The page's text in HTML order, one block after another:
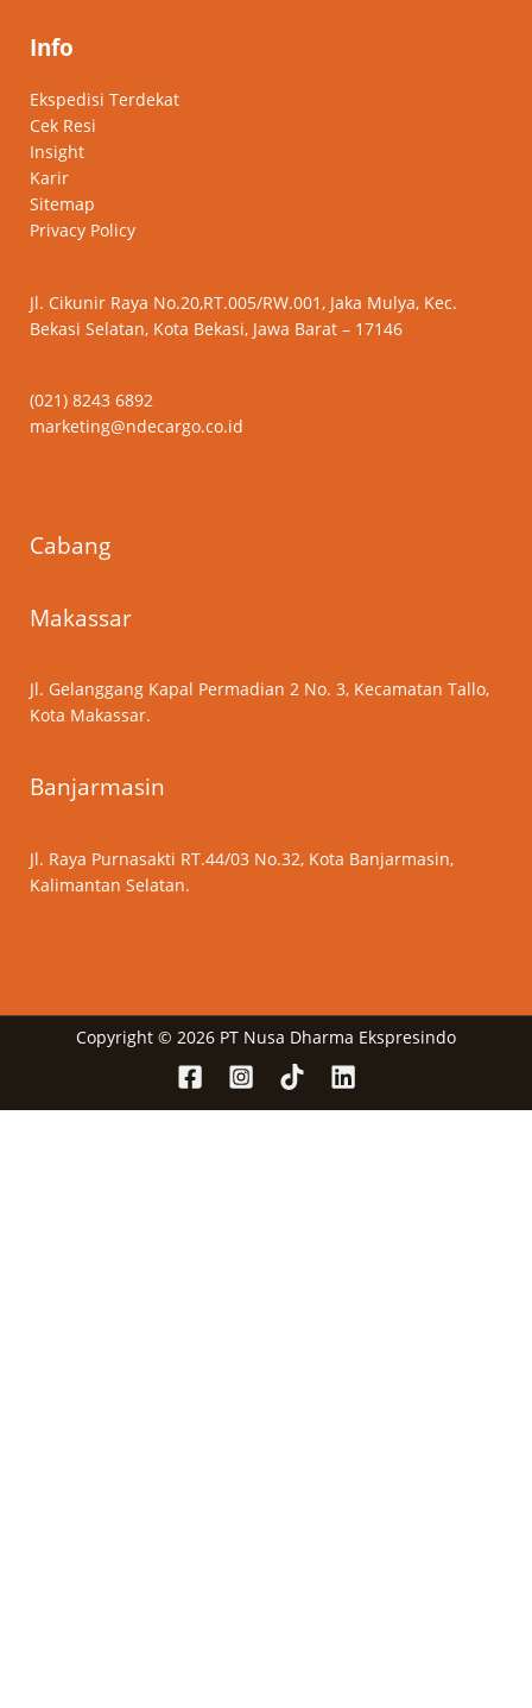
Info
Ekspedisi Terdekat
Cek Resi
Insight
Karir
Sitemap
Privacy Policy
Jl. Cikunir Raya No.20,RT.005/RW.001, Jaka Mulya, Kec.
Bekasi Selatan, Kota Bekasi, Jawa Barat – 17146
(021) 8243 6892
marketing@ndecargo.co.id
Cabang
Makassar
Jl. Gelanggang Kapal Permadian 2 No. 3, Kecamatan Tallo,
Kota Makassar.
Banjarmasin
Jl. Raya Purnasakti RT.44/03 No.32, Kota Banjarmasin,
Kalimantan Selatan.
Copyright © 2026 PT Nusa Dharma Ekspresindo